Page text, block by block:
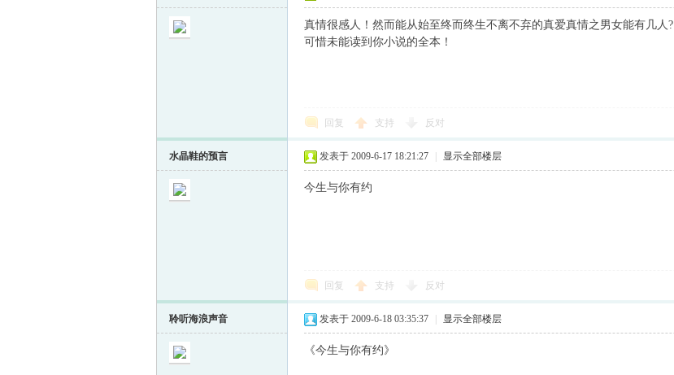
真情很感人！然而能从始至终而终生不离不弃的真爱真情之男女能有几人?
可惜未能读到你小说的全本！
回复 支持 反对
水晶鞋的预言 发表于 2009-6-17 18:21:27 显示全部楼层
今生与你有约
回复 支持 反对
聆听海浪声音 发表于 2009-6-18 03:35:37 显示全部楼层
《今生与你有约》